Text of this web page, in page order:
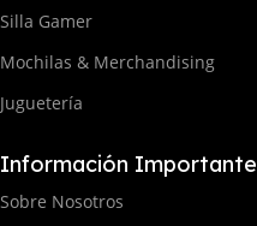
Silla Gamer
Mochilas & Merchandising
Juguetería
Información Importante
Sobre Nosotros